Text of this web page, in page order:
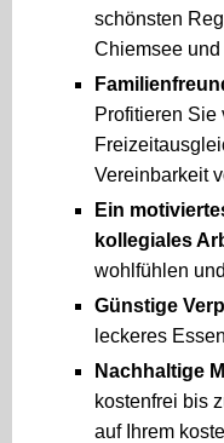
schönsten
Chiemsee und
Profitieren Sie
Vereinbarkeit
Ein
kollegiales
wohlfühlen
Günstige
leckeres
Nachhaltige
kostenfrei bis
auf Ihrem